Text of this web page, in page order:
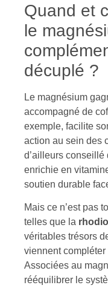
Quand et
le
décuplé ?
Le magnésium
accompagné de
exemple, facilite
action au sein des
d’ailleurs
enrichie en
soutien durable
Mais ce n’est pas
telles que la
véritables trésors
viennent
Associées au
rééquilibrer le